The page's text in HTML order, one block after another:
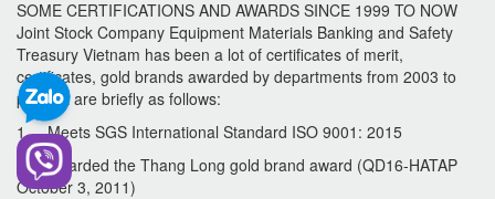
SOME CERTIFICATIONS AND AWARDS SINCE 1999 TO NOW
Joint Stock Company Equipment Materials Banking and Safety
Treasury Vietnam has been a lot of certificates of merit,
certificates, gold brands awarded by departments from 2003 to
present are briefly as follows:
1. Meets SGS International Standard ISO 9001: 2015
2. Awarded the Thang Long gold brand award (QD16-HATAP
October 3, 2011)